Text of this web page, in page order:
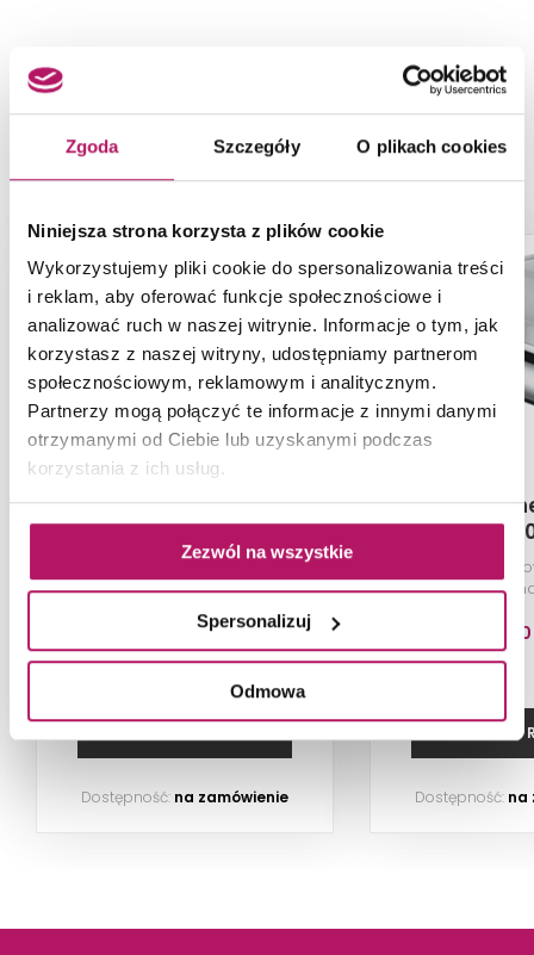
Zgoda Szczegóły O plikach cookies
Niniejsza strona korzysta z plików cookie
Wykorzystujemy pliki cookie do spersonalizowania treści
i reklam, aby oferować funkcje społecznościowe i
analizować ruch w naszej witrynie. Informacje o tym, jak
korzystasz z naszej witryny, udostępniamy partnerom
społecznościowym, reklamowym i analitycznym.
Partnerzy mogą połączyć te informacje z innymi danymi
otrzymanymi od Ciebie lub uzyskanymi podczas
korzystania z ich usług.
Zezwól na wszystkie
Spersonalizuj
Odmowa
PRODUKTY Z KOLEKCJI
NASZE PROPOZYCJE ZAMIAST
PRODUKTU GROHE ALLURE
BRILLIANT 20346000
-7% ZAMÓW PRÓBKĘ
Deante Blur BQL 054L
podtynkowa, chrom
443,30 PLN
Dostępność: na zamówienie
umywalkowa
1
ZOBACZ
Dostępność: na